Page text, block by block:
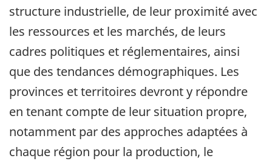
structure industrielle, de leur proximité avec
les ressources et les marchés, de leurs
cadres politiques et réglementaires, ainsi
que des tendances démographiques. Les
provinces et territoires devront y répondre
en tenant compte de leur situation propre,
notamment par des approches adaptées à
chaque région pour la production, le